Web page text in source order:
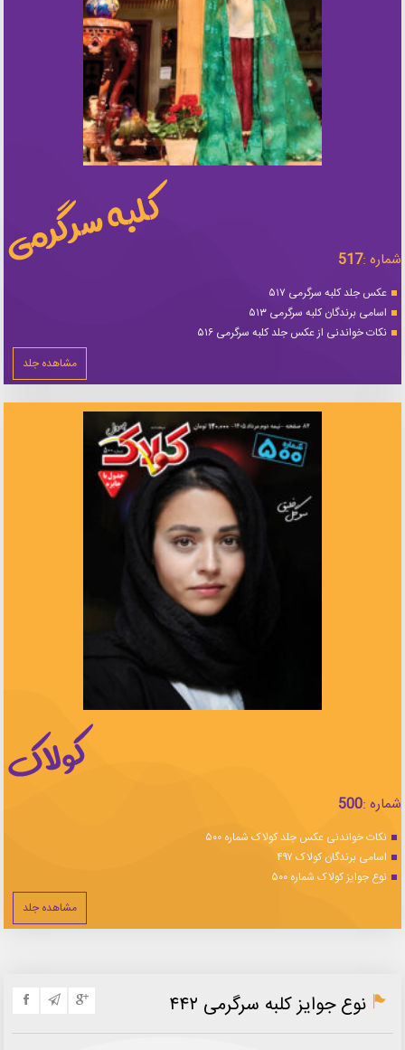
شماره :517
عکس جلد کلبه سرگرمی ۵۱۷
اسامی برندگان کلبه سرگرمی ۵۱۳
نکات خواندنی از عکس جلد کلبه سرگرمی ۵۱۶
مشاهده جلد
شماره :500
نکات خواندنی عکس جلد کولاک شماره ۵۰۰
اسامی برندگان کولاک ۴۹۷
نوع جوایز کولاک شماره ۵۰۰
مشاهده جلد
نوع جوایز کلبه سرگرمی ۴۴۲